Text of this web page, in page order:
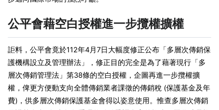
公平會藉空白授權進一步攬權擴權
詎料，公平會竟於112年4月7日大幅度修正公布「多層次傳銷保
護機構設立及管理辦法」，修正目的完全是為了藉著現行「多
層次傳銷管理法」第38條的空白授權，企圖再進一步攬權擴
權，俾更方便動支向全體傳銷業者課徵的傳銷稅 (保護基金及年
費)，供多層次傳銷保護基金會得以姿意使用。惟查多層次傳銷